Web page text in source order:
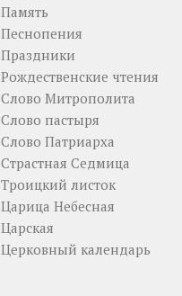
Память
Песнопения
Праздники
Рождественские чтения
Слово Митрополита
Слово пастыря
Слово Патриарха
Страстная Седмица
Троицкий листок
Царица Небесная
Царская
Церковный календарь